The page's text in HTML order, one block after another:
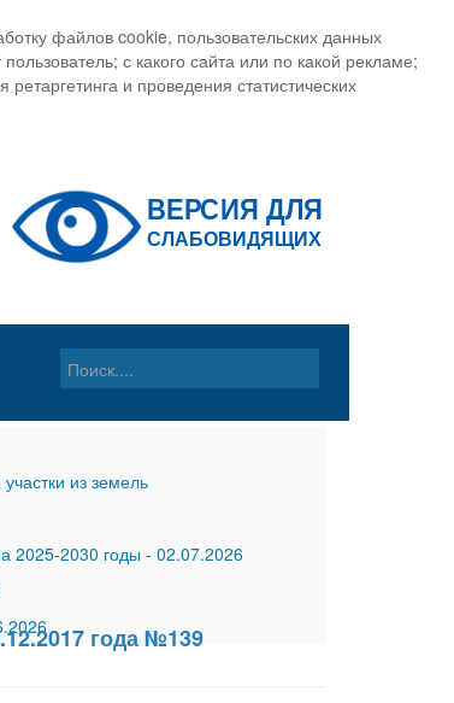
файлов cookie, пользовательских данных
с какого сайта или по какой рекламе;
и проведения статистических
из земель
2025-2030 годы - 02.07.2026
года №139